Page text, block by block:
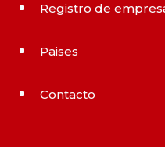
^ Registro de
^ Paises
^ Contacto